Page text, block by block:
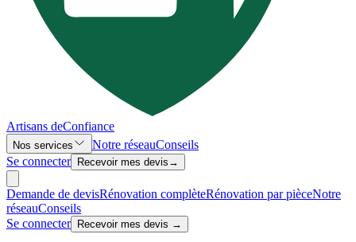
Artisans deConfiance
Nos services Notre réseauConseils
Se connecter
Recevoir mes devis →
Demande de devisRénovation complèteRénovation par pièceNotre
réseauConseils
Se connecter
Recevoir mes devis →